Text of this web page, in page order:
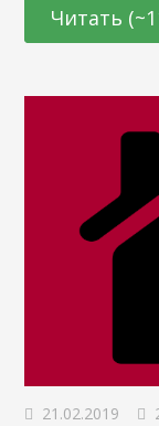
сайт? Это
Читать
21.02.2019